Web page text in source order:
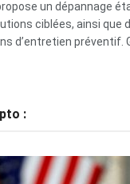
un dépannage
ciblées, ainsi que
d’entretien préventif.
: